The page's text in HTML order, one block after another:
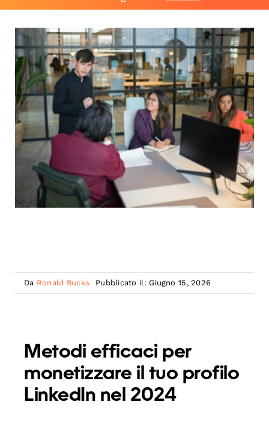
Da Ronald Bucks Pubblicato il: Giugno 15, 2026
Metodi efficaci per
monetizzare il tuo profilo
LinkedIn nel 2024